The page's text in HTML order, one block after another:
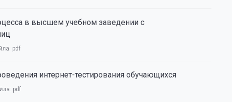
в высшем учебном заведении с
pdf
интернет-тестирования обучающихся
pdf